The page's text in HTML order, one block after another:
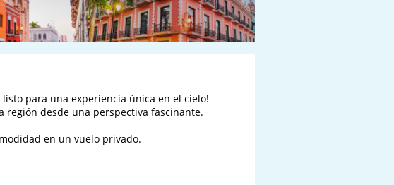
listo para una experiencia única en el cielo!
región desde una perspectiva fascinante.
en un vuelo privado.